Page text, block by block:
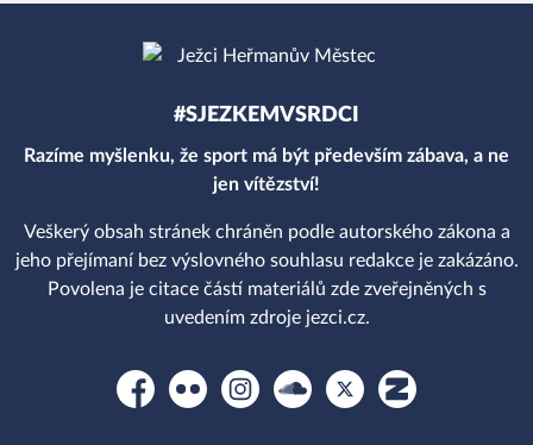
#SJEZKEMVSRDCI
Razíme myšlenku, že sport má být především zábava, a ne
jen vítězství!
Veškerý obsah stránek chráněn podle autorského zákona a
jeho přejímaní bez výslovného souhlasu redakce je zakázáno.
Povolena je citace částí materiálů zde zveřejněných s
uvedením zdroje jezci.cz.
FacebookFlickr InstagramSoundcloudPlatform XZonerama